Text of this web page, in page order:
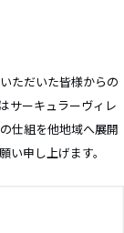
ただいた皆様からの
サーキュラーヴィレ
仕組を他地域へ展開
申し上げます。